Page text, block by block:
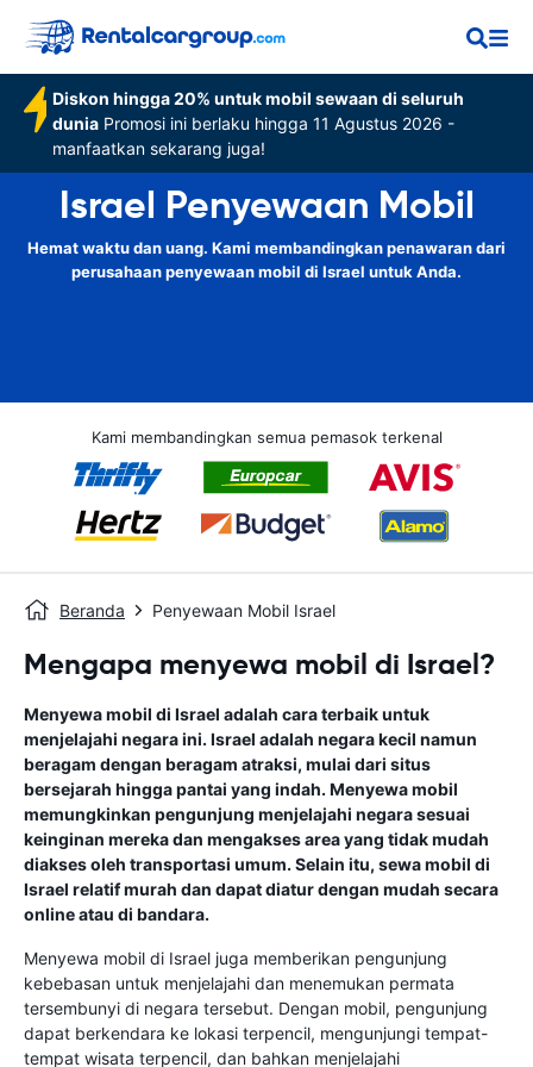
Diskon hingga 20% untuk mobil sewaan di seluruh
dunia Promosi ini berlaku hingga 11 Agustus 2026 -
manfaatkan sekarang juga!
Israel Penyewaan Mobil
Hemat waktu dan uang. Kami membandingkan penawaran dari
perusahaan penyewaan mobil di Israel untuk Anda.
Kami membandingkan semua pemasok terkenal
Beranda Penyewaan Mobil Israel
Mengapa menyewa mobil di Israel?
Menyewa mobil di Israel adalah cara terbaik untuk
menjelajahi negara ini. Israel adalah negara kecil namun
beragam dengan beragam atraksi, mulai dari situs
bersejarah hingga pantai yang indah. Menyewa mobil
memungkinkan pengunjung menjelajahi negara sesuai
keinginan mereka dan mengakses area yang tidak mudah
diakses oleh transportasi umum. Selain itu, sewa mobil di
Israel relatif murah dan dapat diatur dengan mudah secara
online atau di bandara.
Menyewa mobil di Israel juga memberikan pengunjung
kebebasan untuk menjelajahi dan menemukan permata
tersembunyi di negara tersebut. Dengan mobil, pengunjung
dapat berkendara ke lokasi terpencil, mengunjungi tempat-
tempat wisata terpencil, dan bahkan menjelajahi